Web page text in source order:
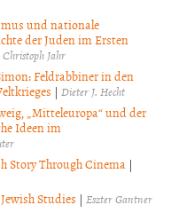
und nationale
der Juden im Ersten
Christoph Jahr
Feldrabbiner in den
| Dieter J. Hecht
„Mitteleuropa“ und der
Ideen im
Story Through Cinema |
Studies |Eszter Gantner